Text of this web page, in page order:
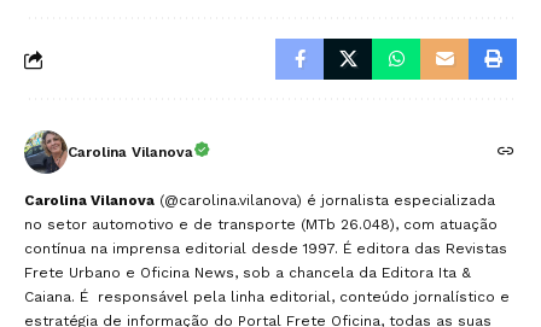
Carolina Vilanova
Carolina Vilanova (@carolina.vilanova) é jornalista especializada
no setor automotivo e de transporte (MTb 26.048), com atuação
contínua na imprensa editorial desde 1997. É editora das Revistas
Frete Urbano e Oficina News, sob a chancela da Editora Ita &
Caiana. É responsável pela linha editorial, conteúdo jornalístico e
estratégia de informação do Portal Frete Oficina, todas as suas